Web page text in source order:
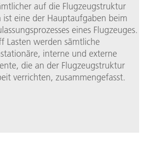
auf die Flugzeugstruktur
ist eine der Hauptaufgaben beim
eines Flugzeuges.
Lasten werden sämtliche
interne und externe
die an der Flugzeugstruktur
verrichten, zusammengefasst.